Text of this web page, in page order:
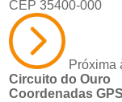
CEP 35400-000
Próxima
Circuito do Ouro
Coordenadas